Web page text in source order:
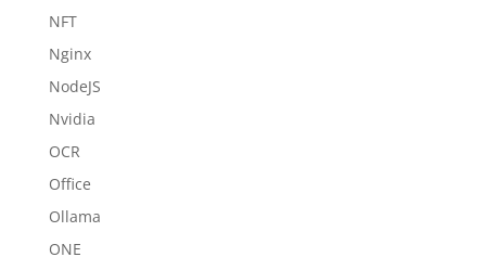
NFT
Nginx
NodeJS
Nvidia
OCR
Office
Ollama
ONE